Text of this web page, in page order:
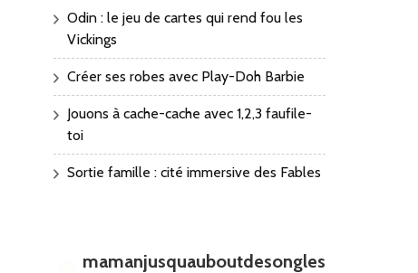
Odin : le jeu de cartes qui rend fou les
Vickings
Créer ses robes avec Play-Doh Barbie
Jouons à cache-cache avec 1,2,3 faufile-
toi
Sortie famille : cité immersive des Fables
mamanjusquauboutdesongles